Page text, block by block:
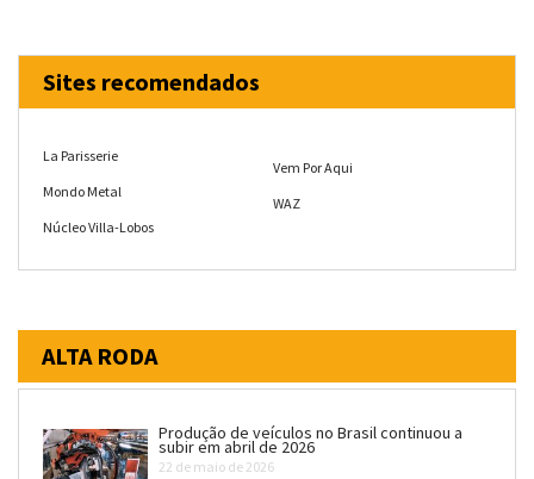
Sites recomendados
La Parisserie
Mondo Metal
Núcleo Villa-Lobos
Vem Por Aqui
WAZ
ALTA RODA
Produção de veículos no Brasil continuou a
subir em abril de 2026
22 de maio de 2026